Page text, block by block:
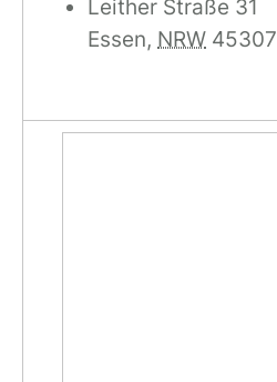
Leither Straße 31
Essen, NRW 45307